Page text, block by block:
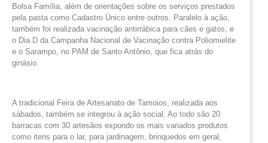
Bolsa Família, além de orientações sobre os serviços prestados
pela pasta como Cadastro Único entre outros. Paralelo à ação,
também foi realizada vacinação antirrábica para cães e gatos, e
o Dia D da Campanha Nacional de Vacinação contra Poliomielite
e o Sarampo, no PAM de Santo Antônio, que fica atrás do
ginásio.
A tradicional Feira de Artesanato de Tamoios, realizada aos
sábados, também se integrou à ação social. Ao todo são 20
barracas com 30 artesãos expondo os mais variados produtos
como itens para o lar, para jardinagem, brinquedos em geral,